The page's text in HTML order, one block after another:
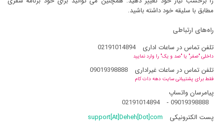
مطابق با سلیقه خود داشته باشید.
راه‌های ارتباطی
تلفن تماس در ساعات اداری
02191014894
داخلی "صفر" یا "صد و یک" را وارد نمایید
تلفن تماس در ساعات غیراداری 09019398888
فقط برای پشتیبانی سایت دهه دات کام
پیامرسان واتساپ
09019398888
-
02191014894
پست الکترونیکی
support[At]Deheh[Dot]com